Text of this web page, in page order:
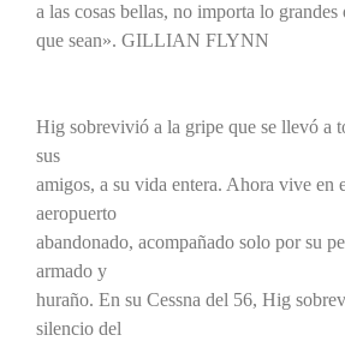
a las cosas bellas, no importa lo grandes
que sean». GILLIAN FLYNN
Hig sobrevivió a la gripe que se llevó a
sus
amigos, a su vida entera. Ahora vive en
aeropuerto
abandonado, acompañado solo por su
armado y
huraño. En su Cessna del 56, Hig
silencio del